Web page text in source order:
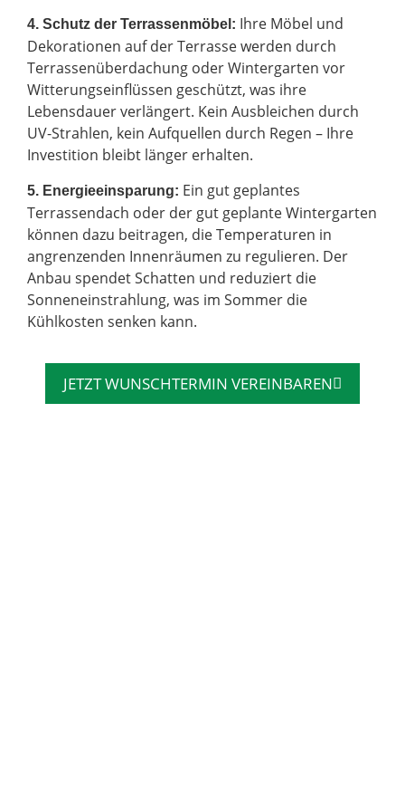
4. Schutz der Terrassenmöbel: Ihre Möbel und
Dekorationen auf der Terrasse werden durch
Terrassenüberdachung oder Wintergarten vor
Witterungseinflüssen geschützt, was ihre
Lebensdauer verlängert. Kein Ausbleichen durch
UV-Strahlen, kein Aufquellen durch Regen – Ihre
Investition bleibt länger erhalten.
5. Energieeinsparung: Ein gut geplantes
Terrassendach oder der gut geplante Wintergarten
können dazu beitragen, die Temperaturen in
angrenzenden Innenräumen zu regulieren. Der
Anbau spendet Schatten und reduziert die
Sonneneinstrahlung, was im Sommer die
Kühlkosten senken kann.
JETZT WUNSCHTERMIN VEREINBAREN